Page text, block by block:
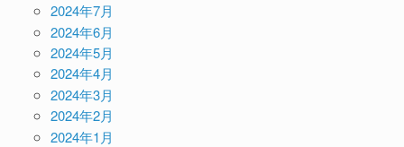
2024年7月
2024年6月
2024年5月
2024年4月
2024年3月
2024年2月
2024年1月